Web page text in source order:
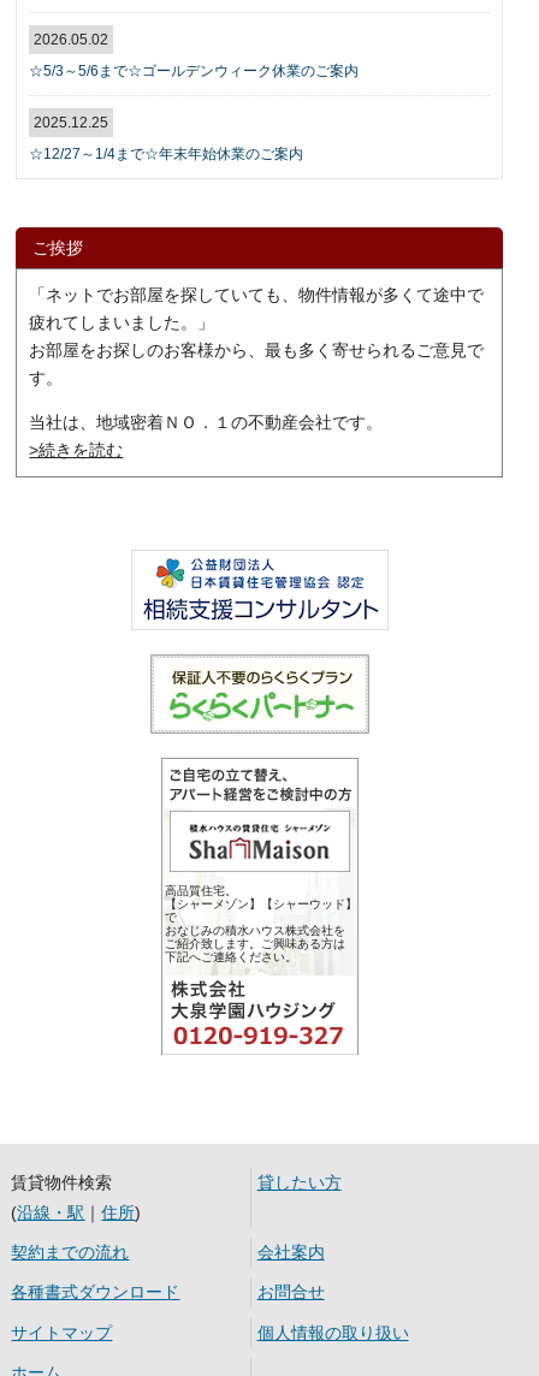
2026.05.02
☆5/3～5/6まで☆ゴールデンウィーク休業のご案内
2025.12.25
☆12/27～1/4まで☆年末年始休業のご案内
ご挨拶
「ネットでお部屋を探していても、物件情報が多くて途中で
疲れてしまいました。」
お部屋をお探しのお客様から、最も多く寄せられるご意見で
す。
当社は、地域密着ＮＯ．１の不動産会社です。
>続きを読む
高品質住宅。
【シャーメゾン】【シャーウッド】
で
おなじみの積水ハウス株式会社を
ご紹介致します。ご興味ある方は
下記へご連絡ください。
賃貸物件検索
(沿線・駅 ｜住所)
貸したい方
契約までの流れ 会社案内
各種書式ダウンロード お問合せ
サイトマップ 個人情報の取り扱い